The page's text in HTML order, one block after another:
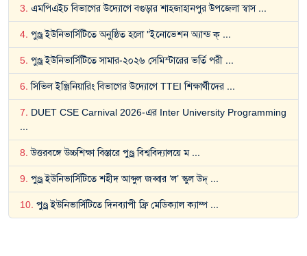
3. এমপিএইচ বিভাগের উদ্যোগে বগুড়ার শাহজাহানপুর উপজেলা স্বাস...
4. পুণ্ড্র ইউনিভার্সিটিতে অনুষ্ঠিত হলো "ইনোভেশন অ্যান্ড ক্ ...
5. পুণ্ড্র ইউনিভার্সিটিতে সামার-২০২৬ সেমিস্টারের ভর্তি পরী ...
6. সিভিল ইঞ্জিনিয়ারিং বিভাগের উদ্যোগে TTEI শিক্ষার্থীদের ...
7. DUET CSE Carnival 2026-এর Inter University Programming
...
8. উত্তরবঙ্গে উচ্চশিক্ষা বিস্তারে পুণ্ড্র বিশ্ববিদ্যালয়ে ম...
9. পুণ্ড্র ইউনিভার্সিটিতে শহীদ আব্দুল জব্বার ‘ল’ স্কুল উদ্...
10. পুণ্ড্র ইউনিভার্সিটিতে দিনব্যাপী ফ্রি মেডিক্যাল ক্যাম্প...